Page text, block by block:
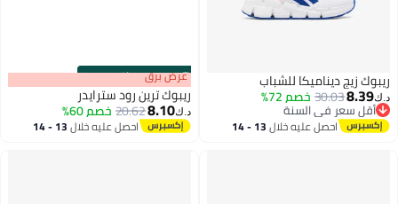
ريبوك زيج ديناميكا للشباب
د.ك‏8.39
30.03خصم 72%
أقل سعر في السنة
أقل سعر في السنة
احصل عليه خلال 13 - 14
00m:00s
·باقي 100% عرض برق
ريبوك ترين رود سترايدر
د.ك‏8.10
20.62خصم 60%
احصل عليه خلال 13 - 14